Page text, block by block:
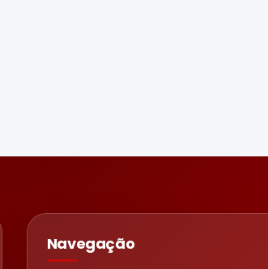
Navegação